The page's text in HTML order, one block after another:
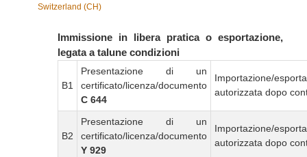
Switzerland (CH)
Immissione in libera pratica o esportazione,
legata a talune condizioni
B1
Presentazione di un
certificato/licenza/documento
C 644
Importazione/
autorizzata dopo
B2
Presentazione di un
certificato/licenza/documento
Y 929
Importazione/
autorizzata dopo